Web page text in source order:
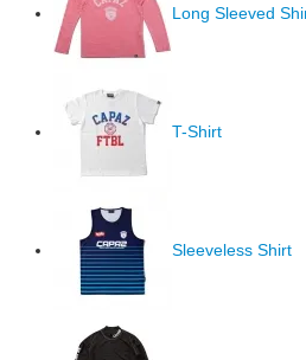
Long Sleeved
T-Shirt
Sleeveless Shirt